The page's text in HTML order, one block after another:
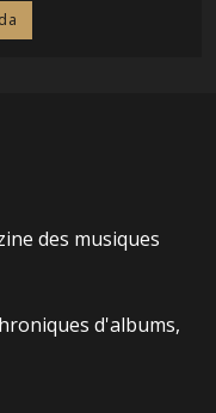
des musiques
d'albums,